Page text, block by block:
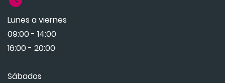
Lunes a viernes
09:00 - 14:00
16:00 - 20:00
Sábados